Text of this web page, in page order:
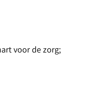
voor de zorg;